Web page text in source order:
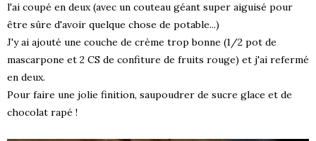
l'ai coupé en deux (avec un couteau géant super aiguisé pour
être sûre d'avoir quelque chose de potable...)
J'y ai ajouté une couche de crème trop bonne (1/2 pot de
mascarpone et 2 CS de confiture de fruits rouge) et j'ai refermé
en deux.
Pour faire une jolie finition, saupoudrer de sucre glace et de
chocolat rapé !